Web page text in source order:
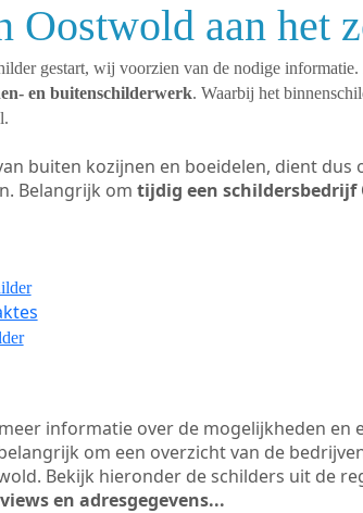
Oostwold aan het
gestart, wij voorzien van de nodige
en buitenschilderwerk. Waarbij het
buiten kozijnen en boeidelen, dient
Belangrijk om tijdig een schildersbedrijf
informatie over de mogelijkheden en
om een overzicht van de
Bekijk hieronder de schilders uit de
en adresgegevens...